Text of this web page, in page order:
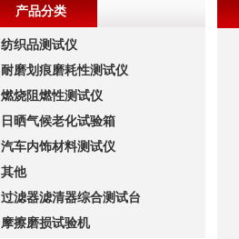
产品分类
纺织品测试仪
耐磨划痕磨耗性测试仪
燃烧阻燃性测试仪
日晒气候老化试验箱
汽车内饰材料测试仪
其他
过滤器滤清器综合测试台
摩擦磨损试验机